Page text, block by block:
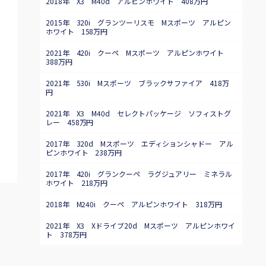
2015年 320i グランツーリスモ Mスポーツ アルピン
ホワイト 158万円
2021年 420i クーペ Mスポーツ アルピンホワイト
388万円
2021年 530i Mスポーツ ブラックサファイア 418万
円
2021年 X3 M40d セレクトパッケージ ソフィストグ
レー 458万円
2017年 320d Mスポーツ エディションシャドー アル
ピンホワイト 238万円
2017年 420i グランクーペ ラグジュアリー ミネラル
ホワイト 218万円
2018年 M240i クーペ アルピンホワイト 318万円
2021年 X3 Xドライブ20d Mスポーツ アルピンホワイ
ト 378万円